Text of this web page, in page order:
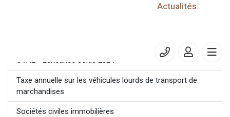
Actualités
CVAE - Echéance solde 2024
Taxe annuelle sur les véhicules lourds de transport de
marchandises
Sociétés civiles immobilières